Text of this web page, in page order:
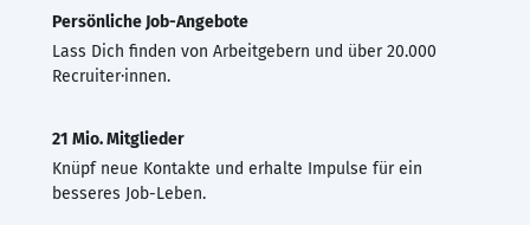
Persönliche Job-Angebote
Lass Dich finden von Arbeitgebern und über 20.000
Recruiter·innen.
21 Mio. Mitglieder
Knüpf neue Kontakte und erhalte Impulse für ein
besseres Job-Leben.